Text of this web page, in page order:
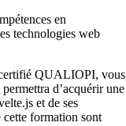
en
technologies web
QUALIOPI, vous
d’acquérir une
et de ses
cette formation sont